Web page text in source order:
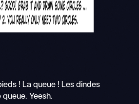
! La queue ! Les dindes
Yeesh.